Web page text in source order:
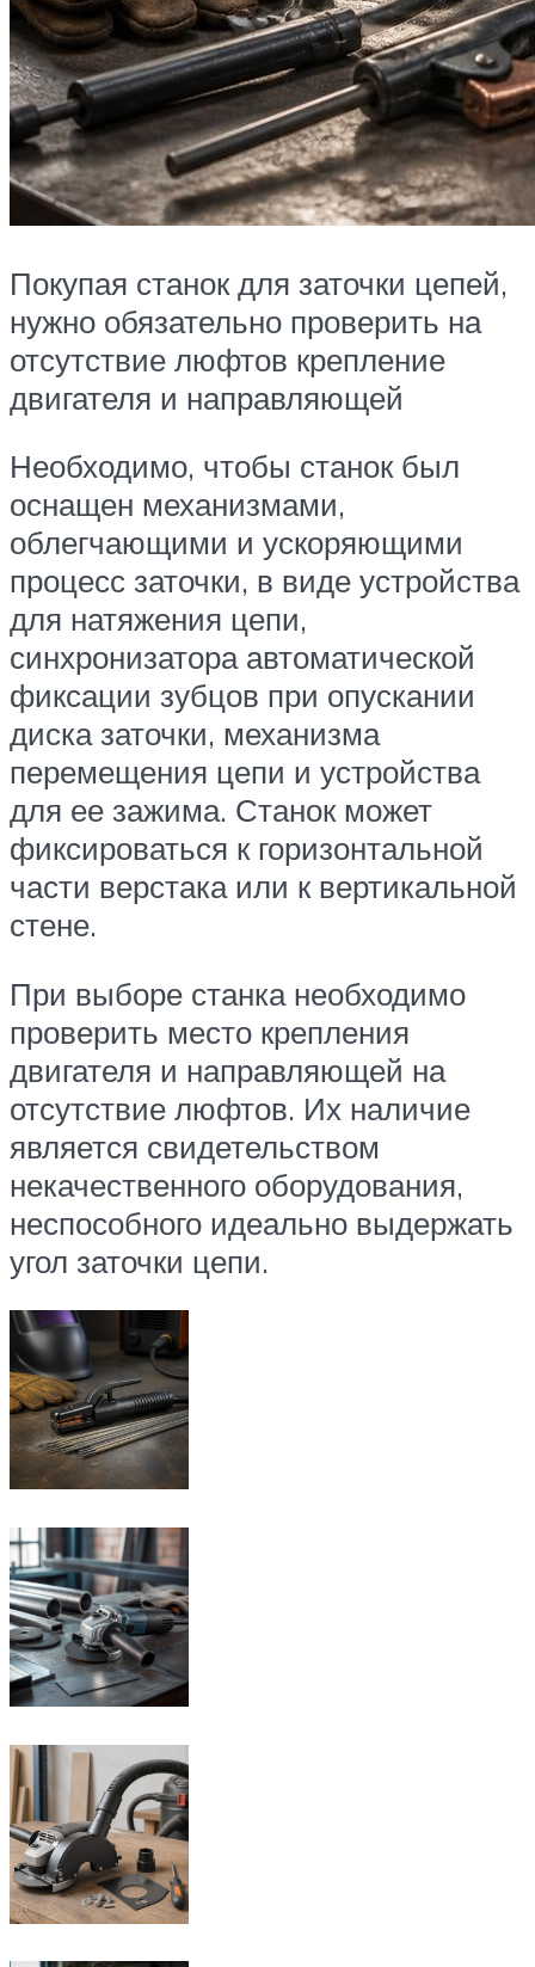
Покупая станок для заточки цепей,
нужно обязательно проверить на
отсутствие люфтов крепление
двигателя и направляющей
Необходимо, чтобы станок был
оснащен механизмами,
облегчающими и ускоряющими
процесс заточки, в виде устройства
для натяжения цепи,
синхронизатора автоматической
фиксации зубцов при опускании
диска заточки, механизма
перемещения цепи и устройства
для ее зажима. Станок может
фиксироваться к горизонтальной
части верстака или к вертикальной
стене.
При выборе станка необходимо
проверить место крепления
двигателя и направляющей на
отсутствие люфтов. Их наличие
является свидетельством
некачественного оборудования,
неспособного идеально выдержать
угол заточки цепи.